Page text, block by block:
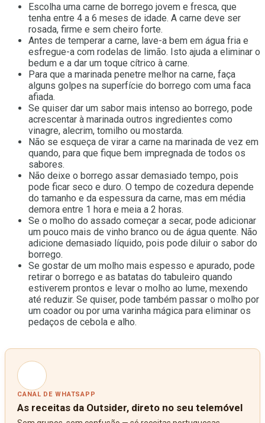
Escolha uma carne de borrego jovem e fresca, que
tenha entre 4 a 6 meses de idade. A carne deve ser
rosada, firme e sem cheiro forte.
Antes de temperar a carne, lave-a bem em água fria e
esfregue-a com rodelas de limão. Isto ajuda a eliminar o
bedum e a dar um toque cítrico à carne.
Para que a marinada penetre melhor na carne, faça
alguns golpes na superfície do borrego com uma faca
afiada.
Se quiser dar um sabor mais intenso ao borrego, pode
acrescentar à marinada outros ingredientes como
vinagre, alecrim, tomilho ou mostarda.
Não se esqueça de virar a carne na marinada de vez em
quando, para que fique bem impregnada de todos os
sabores.
Não deixe o borrego assar demasiado tempo, pois
pode ficar seco e duro. O tempo de cozedura depende
do tamanho e da espessura da carne, mas em média
demora entre 1 hora e meia a 2 horas.
Se o molho do assado começar a secar, pode adicionar
um pouco mais de vinho branco ou de água quente. Não
adicione demasiado líquido, pois pode diluir o sabor do
borrego.
Se gostar de um molho mais espesso e apurado, pode
retirar o borrego e as batatas do tabuleiro quando
estiverem prontos e levar o molho ao lume, mexendo
até reduzir. Se quiser, pode também passar o molho por
um coador ou por uma varinha mágica para eliminar os
pedaços de cebola e alho.
CANAL DE WHATSAPP
As receitas da Outsider, direto no seu telemóvel